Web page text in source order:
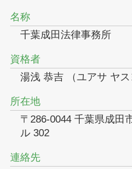
名称
千葉成田法律事務所
資格者
湯浅 恭吉 （ユアサ ヤス
所在地
〒286-0044 千葉県成田
ル 302
連絡先